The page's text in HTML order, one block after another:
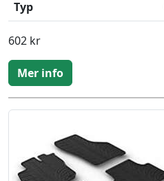
Typ
602 kr
Mer info